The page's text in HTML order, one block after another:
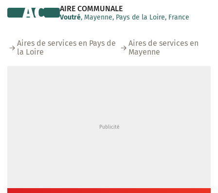
AIRE COMMUNALE
Voutré, Mayenne, Pays de la Loire, France
AC
Aires de services en Pays de
la Loire
Aires de services en
Mayenne